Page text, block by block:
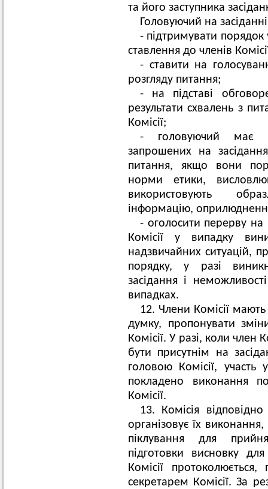
та його заступника
Головуючий на
- підтримувати порядок
ставлення до членів
- ставити на
розгляду питання;
- на підставі
результати схвалень з
Комісії;
- головуючий має
запрошених на
питання, якщо вони
норми етики,
використовують
інформацію,
- оголосити перерву
Комісії у випадку
надзвичайних ситуацій,
порядку, у разі
засідання і
випадках.
12. Члени Комісії
думку, пропонувати
Комісії. У разі, коли член
бути присутнім на
головою Комісії,
покладено виконання
Комісії.
13. Комісія
організовує їх
піклування для
підготовки висновку
Комісії
секретарем Комісії. За